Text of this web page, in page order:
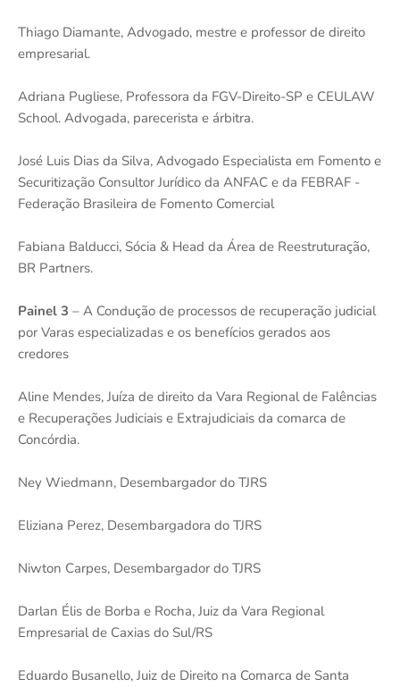
Thiago Diamante, Advogado, mestre e professor de direito
empresarial.
Adriana Pugliese, Professora da FGV-Direito-SP e CEULAW
School. Advogada, parecerista e árbitra.
José Luis Dias da Silva, Advogado Especialista em Fomento e
Securitização Consultor Jurídico da ANFAC e da FEBRAF -
Federação Brasileira de Fomento Comercial
Fabiana Balducci, Sócia & Head da Área de Reestruturação,
BR Partners.
Painel 3 – A Condução de processos de recuperação judicial
por Varas especializadas e os benefícios gerados aos
credores
Aline Mendes, Juíza de direito da Vara Regional de Falências
e Recuperações Judiciais e Extrajudiciais da comarca de
Concórdia.
Ney Wiedmann, Desembargador do TJRS
Eliziana Perez, Desembargadora do TJRS
Niwton Carpes, Desembargador do TJRS
Darlan Élis de Borba e Rocha, Juiz da Vara Regional
Empresarial de Caxias do Sul/RS
Eduardo Busanello, Juiz de Direito na Comarca de Santa